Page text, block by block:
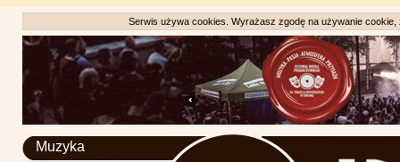
Serwis używa cookies. Wyrażasz zgodę na używanie
Muzyka